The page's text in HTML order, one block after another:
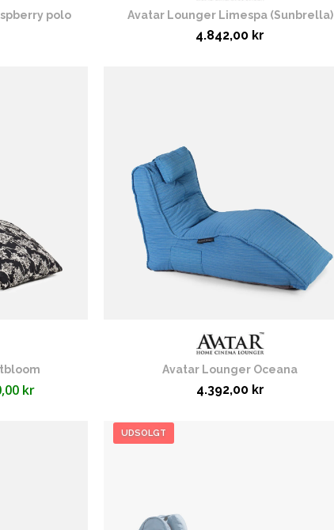
polo Avatar Lounger Limespa (Sunbrella)
4.842,00 kr
kr
Avatar Lounger Oceana
4.392,00 kr
UDSOLGT